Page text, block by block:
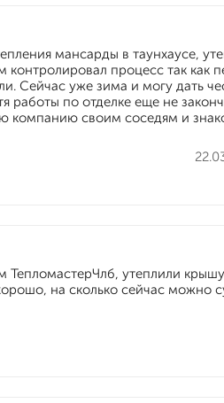
мансарды в таунхаусе,
процесс так как
Сейчас уже зима и могу дать
работы по отделке еще не
компанию своим соседям и
ТепломастерЧлб, утеплили
на сколько сейчас можно